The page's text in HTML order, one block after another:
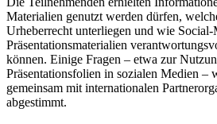
Materialien genutzt werden dürfen,
Urheberrecht unterliegen und wie
Präsentationsmaterialien
können. Einige Fragen – etwa zur
Präsentationsfolien in sozialen Medien –
gemeinsam mit internationalen
abgestimmt.